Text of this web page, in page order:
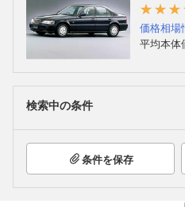
価格相場
平均本体
検索中の条件
条件を保存